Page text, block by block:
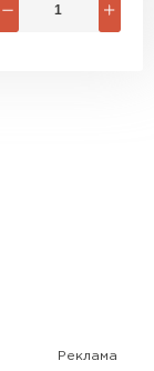
Реклама